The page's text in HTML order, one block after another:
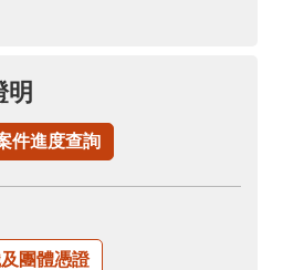
明
件進度查詢
團體憑證